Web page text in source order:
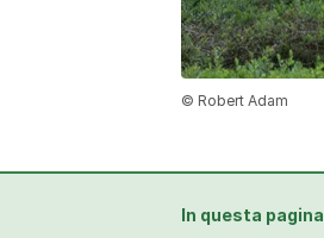
© Robert Adam
In questa pagina